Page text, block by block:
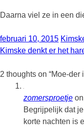
Daarna viel ze in een
februari 10, 2015
Kimske denkt er het
2 thoughts on “Moe-der
zomersproetje on
Begrijpelijk dat
korte nachten is